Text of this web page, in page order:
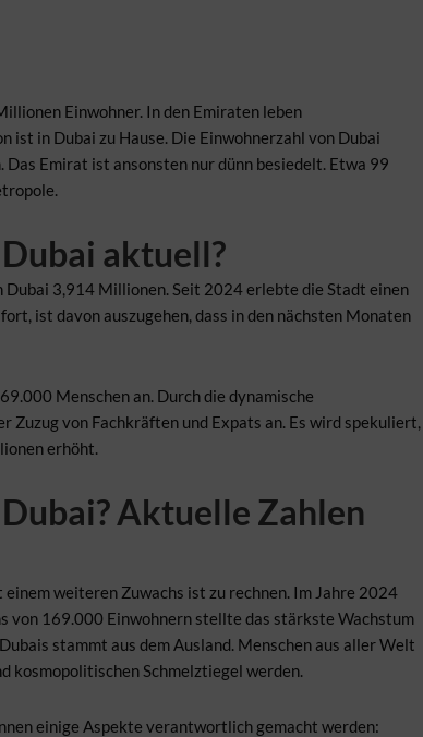
Einwohner. In den Emiraten leben
in Dubai zu Hause. Die Einwohnerzahl von Dubai
Emirat ist ansonsten nur dünn besiedelt. Etwa 99
aktuell?
3,914 Millionen. Seit 2024 erlebte die Stadt einen
ist davon auszugehen, dass in den nächsten Monaten
Menschen an. Durch die dynamische
von Fachkräften und Expats an. Es wird spekuliert,
erhöht.
Aktuelle Zahlen
weiteren Zuwachs ist zu rechnen. Im Jahre 2024
von 169.000 Einwohnern stellte das stärkste Wachstum
stammt aus dem Ausland. Menschen aus aller Welt
kosmopolitischen Schmelztiegel werden.
einige Aspekte verantwortlich gemacht werden: